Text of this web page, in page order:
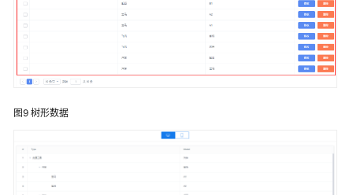
台
图9 树形数据